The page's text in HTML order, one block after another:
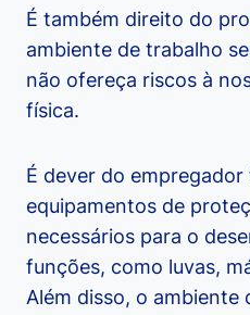
É também direito do
ambiente de trabalho
não ofereça riscos à
física.
É dever do
equipamentos de
necessários para o
funções, como luvas,
Além disso, o ambiente